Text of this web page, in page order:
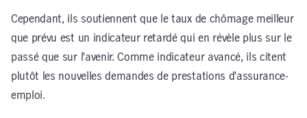
Cependant, ils soutiennent que le taux de chômage meilleur
que prévu est un indicateur retardé qui en révèle plus sur le
passé que sur l’avenir. Comme indicateur avancé, ils citent
plutôt les nouvelles demandes de prestations d’assurance-
emploi.